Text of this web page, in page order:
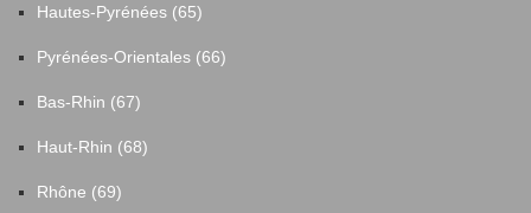
Hautes-Pyrénées (65)
Pyrénées-Orientales (66)
Bas-Rhin (67)
Haut-Rhin (68)
Rhône (69)